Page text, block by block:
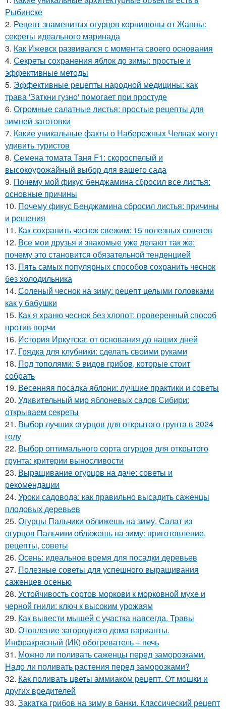
Рыбинске
2. Рецепт знаменитых огурцов корнишоны от Жанны:
секреты идеального маринада
3. Как Ижевск развивался с момента своего основания
4. Секреты сохранения яблок до зимы: простые и
эффективные методы
5. Эффективные рецепты народной медицины: как
трава 'Заткни гузно' помогает при простуде
6. Огромные салатные листья: простые рецепты для
зимней заготовки
7. Какие уникальные факты о Набережных Челнах могут
удивить туристов
8. Семена томата Таня F1: скороспелый и
высокоурожайный выбор для вашего сада
9. Почему мой фикус бенджамина сбросил все листья:
основные причины
10. Почему фикус Бенджамина сбросил листья: причины
и решения
11. Как сохранить чеснок свежим: 15 полезных советов
12. Все мои друзья и знакомые уже делают так же:
почему это становится обязательной тенденцией
13. Пять самых популярных способов сохранить чеснок
без холодильника
14. Соленый чеснок на зиму: рецепт целыми головками
как у бабушки
15. Как я храню чеснок без хлопот: проверенный способ
против порчи
16. История Иркутска: от основания до наших дней
17. Грядка для клубники: сделать своими руками
18. Под тополями: 5 видов грибов, которые стоит
собрать
19. Весенняя посадка яблони: лучшие практики и советы
20. Удивительный мир яблоневых садов Сибири:
открываем секреты
21. Выбор лучших огурцов для открытого грунта в 2024
году
22. Выбор оптимального сорта огурцов для открытого
грунта: критерии выносливости
23. Выращивание огурцов на даче: советы и
рекомендации
24. Уроки садовода: как правильно высадить саженцы
плодовых деревьев
25. Огурцы Пальчики оближешь на зиму. Салат из
огурцов Пальчики оближешь на зиму: приготовление,
рецепты, советы
26. Осень: идеальное время для посадки деревьев
27. Полезные советы для успешного выращивания
саженцев осенью
28. Устойчивость сортов моркови к морковной мухе и
черной гнили: ключ к высоким урожаям
29. Как вывести мышей с участка навсегда. Травы
30. Отопление загородного дома варианты.
Инфракрасный (ИК) обогреватель + печь
31. Можно ли поливать саженцы перед заморозками.
Надо ли поливать растения перед заморозками?
32. Как поливать цветы аммиаком рецепт. От мошки и
других вредителей
33. Закатка грибов на зиму в банки. Классический рецепт